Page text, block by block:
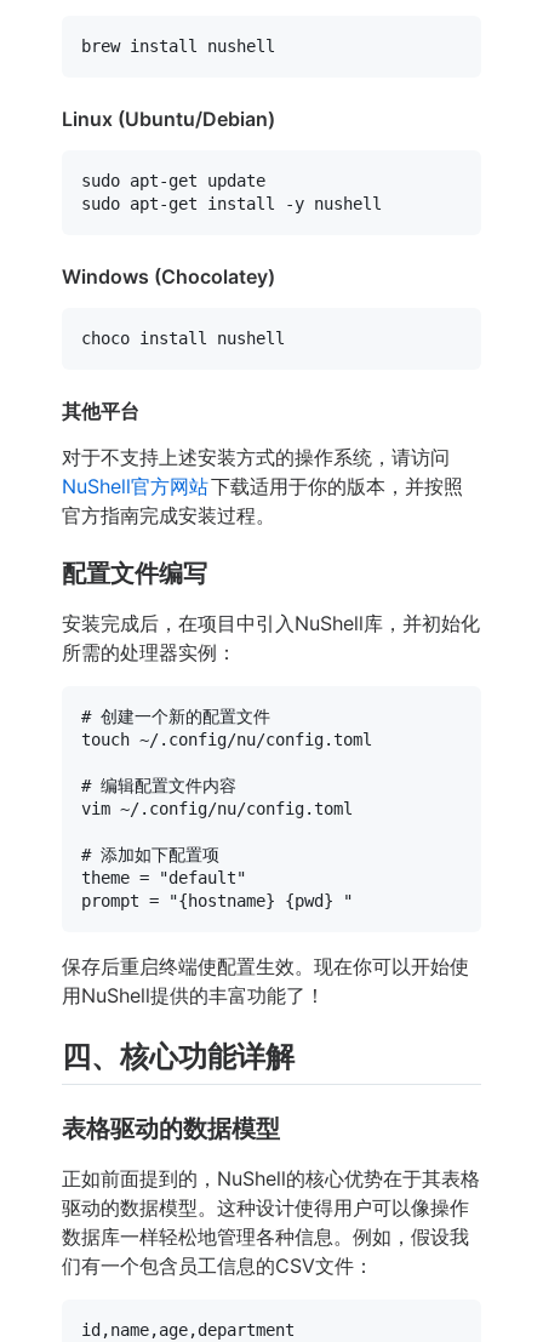
Linux (Ubuntu/Debian)
sudo
sudo
Windows (Chocolatey)
其他平台
对于不支持上述安装方式的操作系统，请访问
NuShell官方网站下载适用于你的版本，并按照
官方指南完成安装过程。
配置文件编写
安装完成后，在项目中引入NuShell库，并初始化
所需的处理器实例：
# 创建一个新的配置文件
touch ~/.config/nu/config.toml
# 编辑配置文件内容
vim ~/.config/nu/config.toml
# 添加如下配置项
theme =
"default"
prompt =
"{hostname} {pwd} "
保存后重启终端使配置生效。现在你可以开始使
用NuShell提供的丰富功能了！
四、核心功能详解
表格驱动的数据模型
正如前面提到的，NuShell的核心优势在于其表格
驱动的数据模型。这种设计使得用户可以像操作
数据库一样轻松地管理各种信息。例如，假设我
们有一个包含员工信息的CSV文件：
id,name,age,department